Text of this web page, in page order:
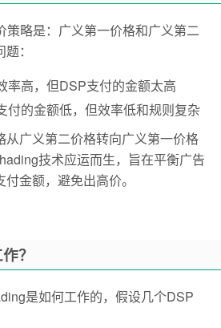
策略是：广义第一价格和广义第二
：
率高，但DSP支付的金额太高
付的金额低，但效率低和规则复杂
从广义第二价格转向广义第一价格
技术应运而生，旨在平衡广告
金额，避免出高价。
？
是如何工作的，假设几个DSP